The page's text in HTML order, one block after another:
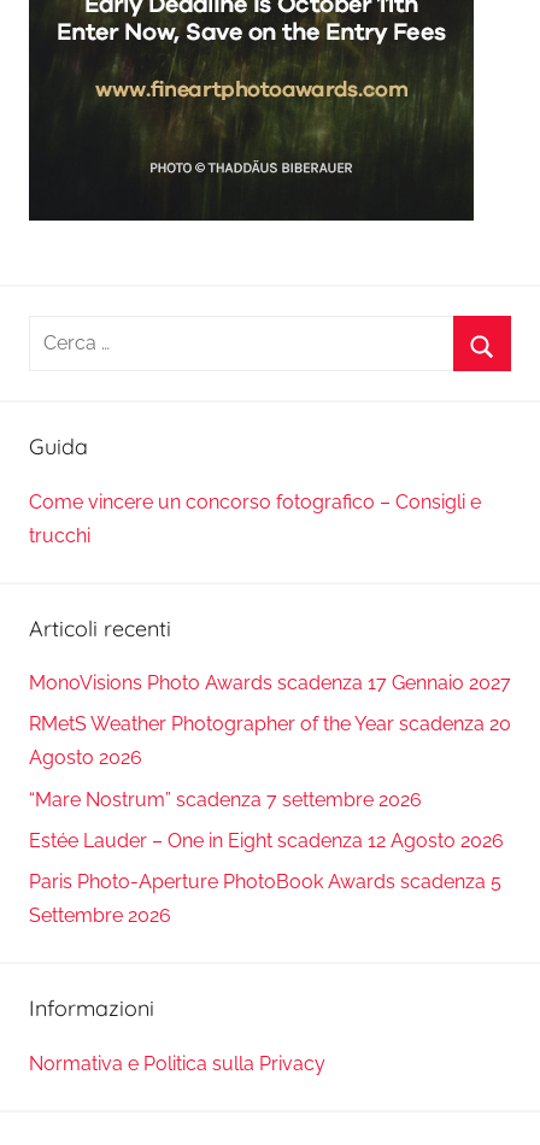
Ricerca
Guida
Come vincere un concorso fotografico – Consigli e
trucchi
Articoli recenti
MonoVisions Photo Awards scadenza 17 Gennaio 2027
RMetS Weather Photographer of the Year scadenza 20
Agosto 2026
“Mare Nostrum” scadenza 7 settembre 2026
Estée Lauder – One in Eight scadenza 12 Agosto 2026
Paris Photo-Aperture PhotoBook Awards scadenza 5
Settembre 2026
Informazioni
Normativa e Politica sulla Privacy